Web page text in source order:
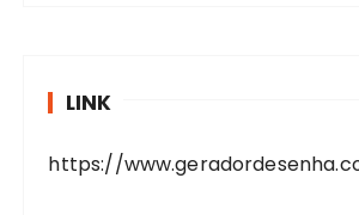
LINK
https://